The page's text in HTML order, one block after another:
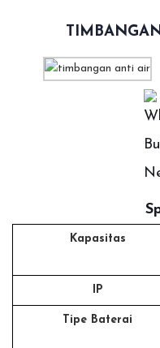
Kapasitas
IP
Tipe Baterai